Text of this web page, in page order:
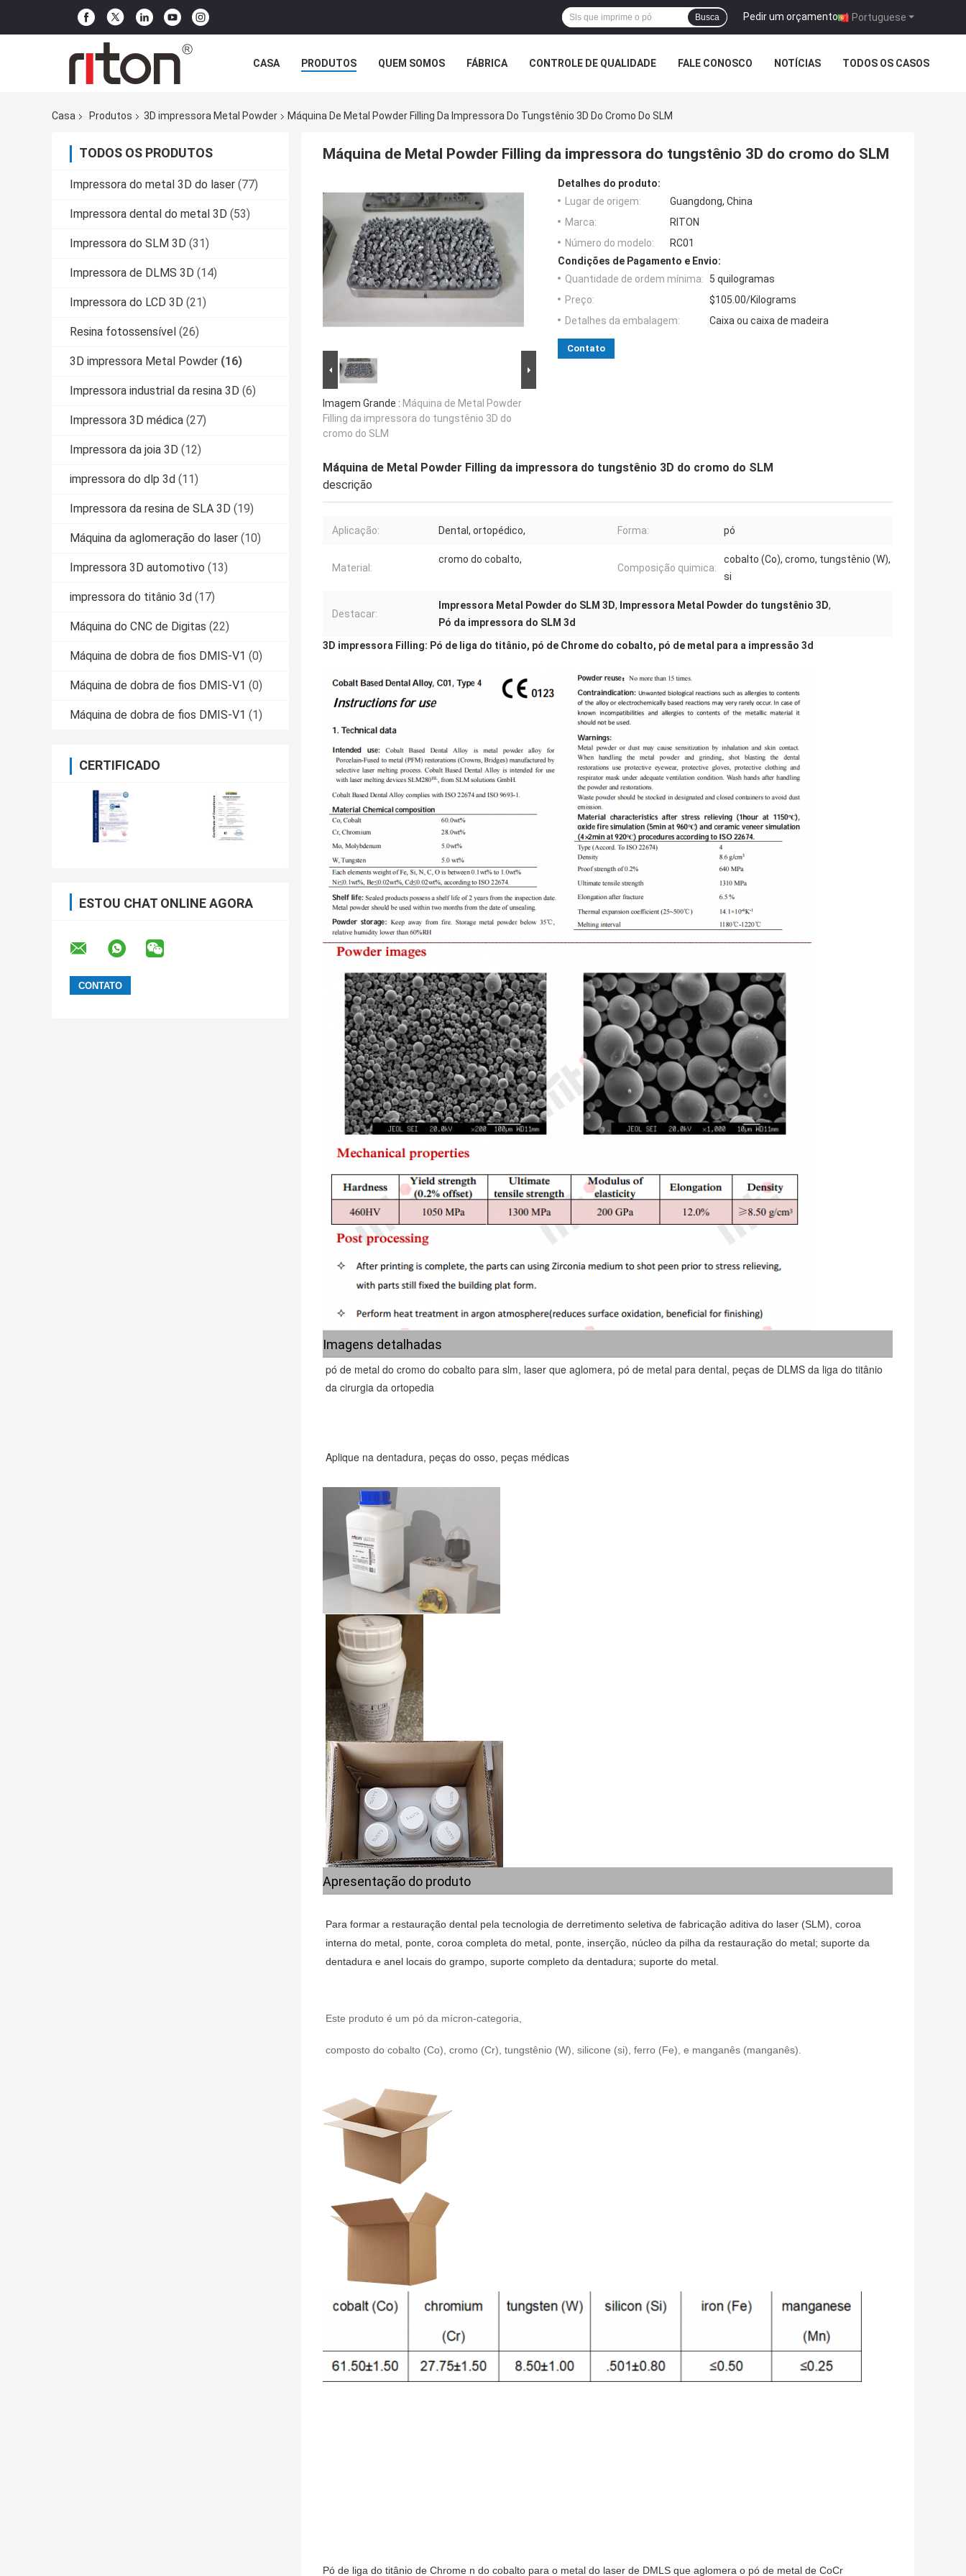
Portuguese
Pedir um orçamento |
Busca
CASA PRODUTOS QUEM SOMOS FÁBRICA CONTROLE DE QUALIDADE FALE CONOSCO NOTÍCIAS TODOS OS CASOS
Casa Produtos 3D impressora Metal Powder Máquina De Metal Powder Filling Da Impressora Do Tungstênio 3D Do Cromo Do SLM
TODOS OS PRODUTOS
Impressora do metal 3D do laser (77)
Impressora dental do metal 3D (53)
Impressora do SLM 3D (31)
Impressora de DLMS 3D (14)
Impressora do LCD 3D (21)
Resina fotossensível (26)
3D impressora Metal Powder (16)
Impressora industrial da resina 3D (6)
Impressora 3D médica (27)
Impressora da joia 3D (12)
impressora do dlp 3d (11)
Impressora da resina de SLA 3D (19)
Máquina da aglomeração do laser (10)
Impressora 3D automotivo (13)
impressora do titânio 3d (17)
Máquina do CNC de Digitas (22)
Máquina de dobra de fios DMIS-V1 (0)
Máquina de dobra de fios DMIS-V1 (0)
Máquina de dobra de fios DMIS-V1 (1)
CERTIFICADO
ESTOU CHAT ONLINE AGORA
Máquina de Metal Powder Filling da impressora do tungstênio 3D do cromo do SLM
Imagem Grande : Máquina de Metal Powder
Filling da impressora do tungstênio 3D do
cromo do SLM
Detalhes do produto:
Lugar de origem:
Guangdong, China
Marca:
RITON
Número do modelo:
RC01
Condições de Pagamento e Envio:
Quantidade de ordem mínima:
5 quilogramas
Preço:
$105.00/Kilograms
Detalhes da embalagem:
Caixa ou caixa de madeira
Contato
Máquina de Metal Powder Filling da impressora do tungstênio 3D do cromo do SLM
descrição
Aplicação: Dental, ortopédico, Forma: pó
Material:
cromo do cobalto,
Composição quimica:
cobalto (Co), cromo, tungstênio (W),
si
Destacar:
Impressora Metal Powder do SLM 3D, Impressora Metal Powder do tungstênio 3D,
Pó da impressora do SLM 3d
3D impressora Filling: Pó de liga do titânio, pó de Chrome do cobalto, pó de metal para a impressão 3d
Imagens detalhadas
pó de metal do cromo do cobalto para slm, laser que aglomera, pó de metal para dental, peças de DLMS da liga do titânio
da cirurgia da ortopedia
Aplique na dentadura, peças do osso, peças médicas
Apresentação do produto
Para formar a restauração dental pela tecnologia de derretimento seletiva de fabricação aditiva do laser (SLM), coroa
interna do metal, ponte, coroa completa do metal, ponte, inserção, núcleo da pilha da restauração do metal; suporte da
dentadura e anel locais do grampo, suporte completo da dentadura; suporte do metal.
Este produto é um pó da mícron-categoria,
composto do cobalto (Co), cromo (Cr), tungstênio (W), silicone (si), ferro (Fe), e manganês (manganês).
Pó de liga do titânio de Chrome n do cobalto para o metal do laser de DMLS que aglomera o pó de metal de CoCr